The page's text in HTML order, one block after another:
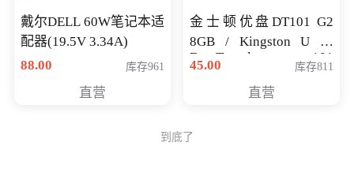
戴尔DELL 60W笔记本适
配器(19.5V 3.34A)
88.00
库存961
直营
金士顿优盘DT101 G2
8GB / Kingston U 盘
DataTraveler 101
Generati
45.00 库存811
直营
到底了